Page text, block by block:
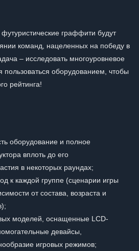
граффити будут
команд, нацеленных на победу в
– исследовать многоуровневое
пользоваться оборудованием, чтобы
рейтинга!
оборудование и полное
вплоть до его
в некоторых раундах;
к каждой группе (сценарии игры
от состава, возраста и
моделей, оснащенные LCD-
девайсы,
игровых режимов;